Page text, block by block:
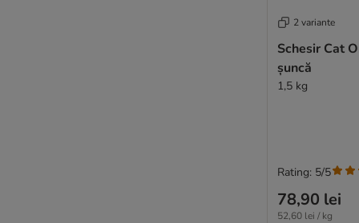
2 variante
Schesir Cat
șuncă
1,5 kg
78,90 lei
52,60 lei / kg
Rating: 5/5